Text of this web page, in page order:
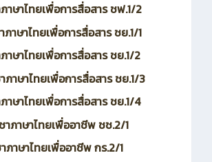
าษาไทยเพื่อการสื่อสาร ชฟ.1/2
ภาษาไทยเพื่อการสื่อสาร ชย.1/1
าษาไทยเพื่อการสื่อสาร ชย.1/2
ภาษาไทยเพื่อการสื่อสาร ชย.1/3
าษาไทยเพื่อการสื่อสาร ชย.1/4
าภาษาไทยเพื่ออาชีพ ชช.2/1
ภาษาไทยเพื่ออาชีพ กร.2/1